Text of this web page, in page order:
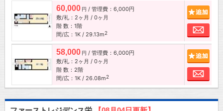
60,000 円 / 管理費：6,000円
敷/礼：2ヶ月 / 0ヶ月
階 数：1階
間/広：1K / 29.13m2
お
58,000 円 / 管理費：6,000円
敷/礼：2ヶ月 / 0ヶ月
階 数：2階
間/広：1K / 26.08m2
お